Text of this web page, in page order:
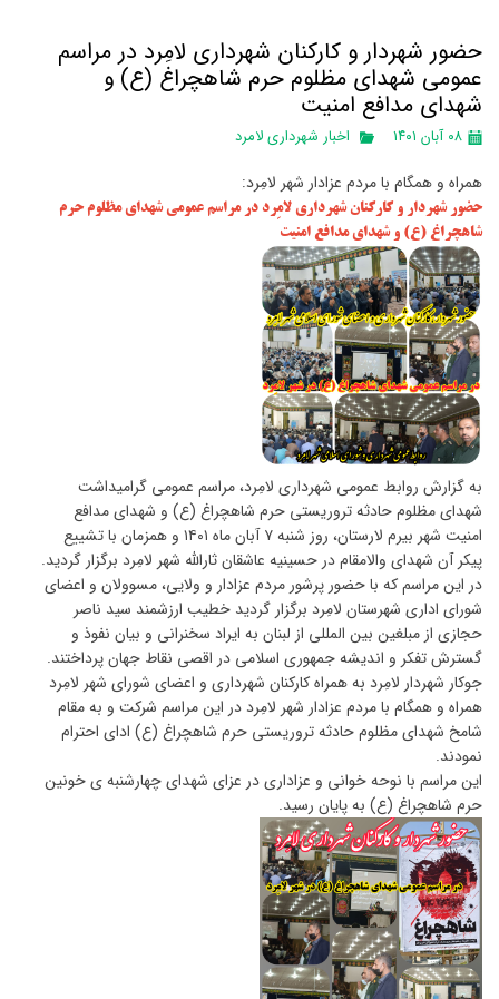
حضور شهردار و کارکنان شهرداری لامِرد در مراسم
عمومی شهدای مظلوم حرم شاهچراغ (ع) و
شهدای مدافع امنیت
۰۸ آبان ۱۴۰۱ اخبار شهرداری لامرد
همراه و همگام با مردم عزادار شهر لامِرد:
حضور شهردار و کارکنان شهرداری لامِرد در مراسم عمومی شهدای مظلوم حرم
شاهچراغ (ع) و شهدای مدافع امنیت
به گزارش روابط عمومی شهرداری لامِرد، مراسم عمومی گرامیداشت
شهدای مظلوم حادثه تروریستی حرم شاهچراغ (ع) و شهدای مدافع
امنیت شهر بیرم لارستان، روز شنبه ۷ آبان ماه ۱۴۰۱ و همزمان با تشییع
پیکر آن شهدای والامقام در حسینیه عاشقان ثارالله شهر لامِرد برگزار گردید.
در این مراسم که با حضور پرشور مردم عزادار و ولایی، مسوولان و اعضای
شورای اداری شهرستان لامِرد برگزار گردید خطیب ارزشمند سید ناصر
حجازی از مبلغین بین المللی از لبنان به ایراد سخنرانی و بیان نفوذ و
گسترش تفکر و اندیشه جمهوری اسلامی در اقصی نقاط جهان پرداختند.
جوکار شهردار لامِرد به همراه کارکنان شهرداری و اعضای شورای شهر لامِرد
همراه و همگام با مردم عزادار شهر لامِرد در این مراسم شرکت و به مقام
شامخ شهدای مظلوم حادثه تروریستی حرم شاهچراغ (ع) ادای احترام
نمودند.
این مراسم با نوحه خوانی و عزاداری در عزای شهدای چهارشنبه ی خونین
حرم شاهچراغ (ع) به پایان رسید.